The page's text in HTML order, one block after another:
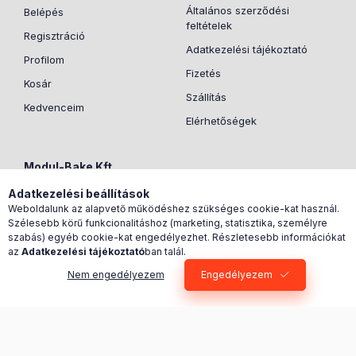
Belépés
Regisztráció
Profilom
Kosár
Kedvenceim
Általános szerződési
feltételek
Adatkezelési tájékoztató
Fizetés
Szállítás
Elérhetőségek
Modul-Bake Kft.
1239 Budapest, Dél utca
2.
+36703644406
janos.szabo@modulbake.
Kosárban lévő
0
Adatkezelési beállítások
Weboldalunk az alapvető működéshez szükséges cookie-kat használ.
Szélesebb körű funkcionalitáshoz (marketing, statisztika, személyre
szabás) egyéb cookie-kat engedélyezhet. Részletesebb információkat
az Adatkezelési tájékoztatóban talál.
Nem engedélyezem
Engedélyezem